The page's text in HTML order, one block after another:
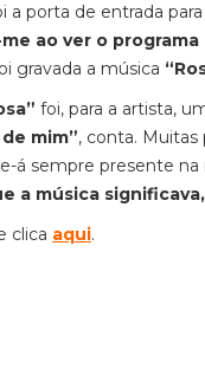
a porta de entrada
ao ver o
gravada a música
foi, para a artista,
mim”, conta.
á sempre presente na
a música
clica aqui.